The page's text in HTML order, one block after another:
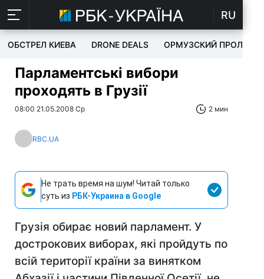
RU
ОБСТРЕЛ КИЕВА DRONE DEALS ОРМУЗСКИЙ ПРОЛИВ
Парламентські вибори
проходять в Грузії
08:00 21.05.2008 Ср 2 мин
RBC.UA
Не трать время на шум! Читай только
суть из РБК-Украина в Google
Грузія обирає новий парламент. У
дострокових виборах, які пройдуть по
всій території країни за винятком